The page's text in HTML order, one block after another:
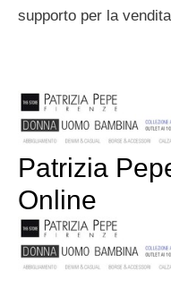
supporto per la
Patrizia
Online